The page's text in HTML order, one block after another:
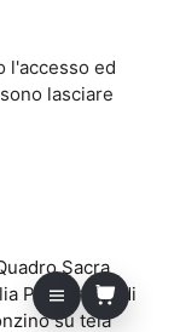
l'accesso ed
lasciare